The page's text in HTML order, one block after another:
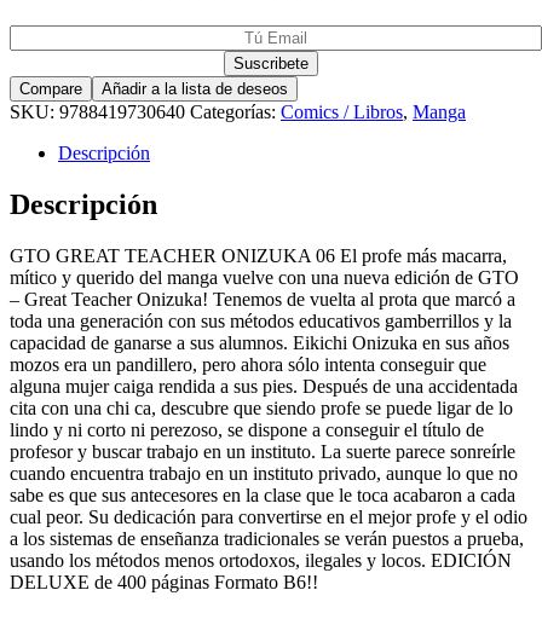
Compare Añadir a la lista de deseos
SKU: 9788419730640 Categorías: Comics / Libros, Manga
Descripción
Descripción
GTO GREAT TEACHER ONIZUKA 06 El profe más macarra,
mítico y querido del manga vuelve con una nueva edición de GTO
– Great Teacher Onizuka! Tenemos de vuelta al prota que marcó a
toda una generación con sus métodos educativos gamberrillos y la
capacidad de ganarse a sus alumnos. Eikichi Onizuka en sus años
mozos era un pandillero, pero ahora sólo intenta conseguir que
alguna mujer caiga rendida a sus pies. Después de una accidentada
cita con una chi ca, descubre que siendo profe se puede ligar de lo
lindo y ni corto ni perezoso, se dispone a conseguir el título de
profesor y buscar trabajo en un instituto. La suerte parece sonreírle
cuando encuentra trabajo en un instituto privado, aunque lo que no
sabe es que sus antecesores en la clase que le toca acabaron a cada
cual peor. Su dedicación para convertirse en el mejor profe y el odio
a los sistemas de enseñanza tradicionales se verán puestos a prueba,
usando los métodos menos ortodoxos, ilegales y locos. EDICIÓN
DELUXE de 400 páginas Formato B6!!